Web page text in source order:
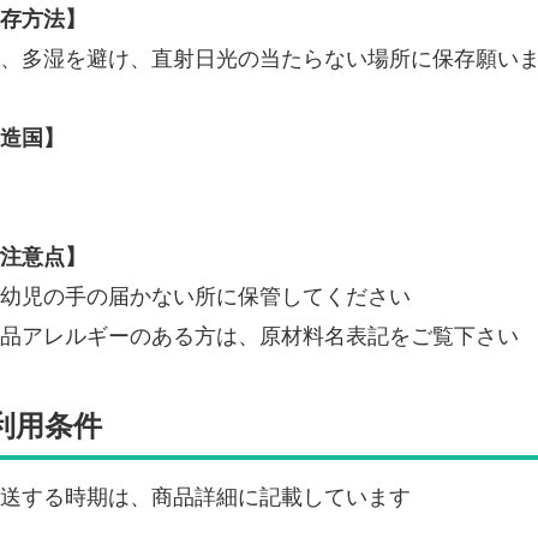
方法】
多湿を避け、直射日光の当たらない場所に保存願い
国】
意点】
児の手の届かない所に保管してください
アレルギーのある方は、原材料名表記をご覧下さい
用条件
する時期は、商品詳細に記載しています